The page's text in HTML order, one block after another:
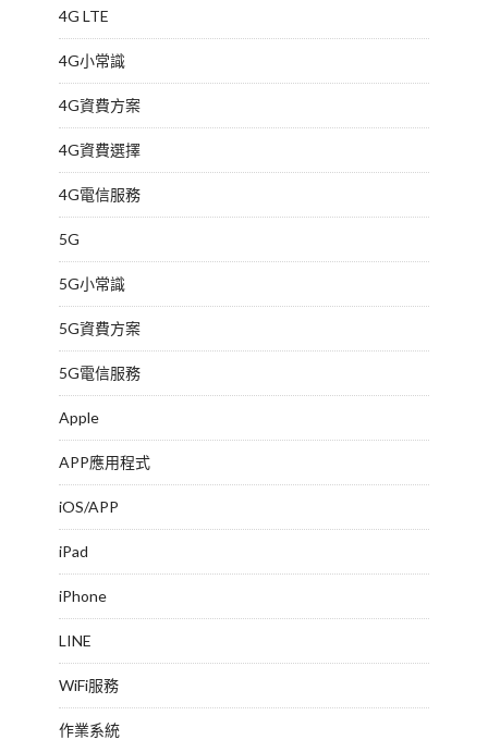
4G LTE
4G小常識
4G資費方案
4G資費選擇
4G電信服務
5G
5G小常識
5G資費方案
5G電信服務
Apple
APP應用程式
iOS/APP
iPad
iPhone
LINE
WiFi服務
作業系統